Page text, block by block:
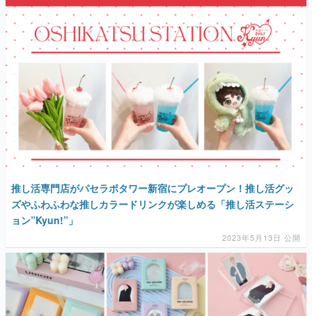
推し活専門店がパセラボタワー新宿にプレオープン！推し活グッ
ズやふわふわな推しカラードリンクが楽しめる「推し活ステーシ
ョン”Kyun!”」
2023年5月13日 公開